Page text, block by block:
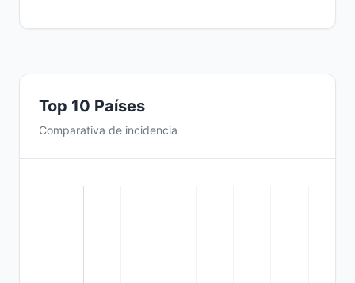
Top 10 Países
Comparativa de incidencia